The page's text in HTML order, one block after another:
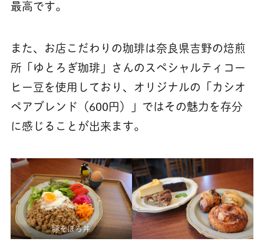
最高です。
また、お店こだわりの珈琲は奈良県吉野の焙煎
所「ゆとろぎ珈琲」さんのスペシャルティコー
ヒー豆を使用しており、オリジナルの「カシオ
ペアブレンド（600円）」ではその魅力を存分
に感じることが出来ます。
豚そぼろ丼